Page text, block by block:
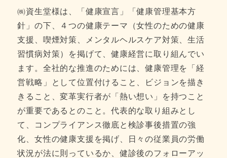
㈱資生堂様は、「健康宣言」「健康管理基本方
針」の下、４つの健康テーマ（女性のための健康
支援、喫煙対策、メンタルヘルスケア対策、生活
習慣病対策）を掲げて、健康経営に取り組んでい
ます。全社的な推進のためには、健康管理を「経
営戦略」として位置付けること、ビジョンを描き
きること、変革実行者が「熱い想い」を持つこと
が重要であるとのこと。代表的な取り組みとし
て、コンプライアンス徹底と検診事後措置の強
化、女性の健康支援を掲げ、日々の従業員の労働
状況が法に則っているか、健診後のフォローアッ